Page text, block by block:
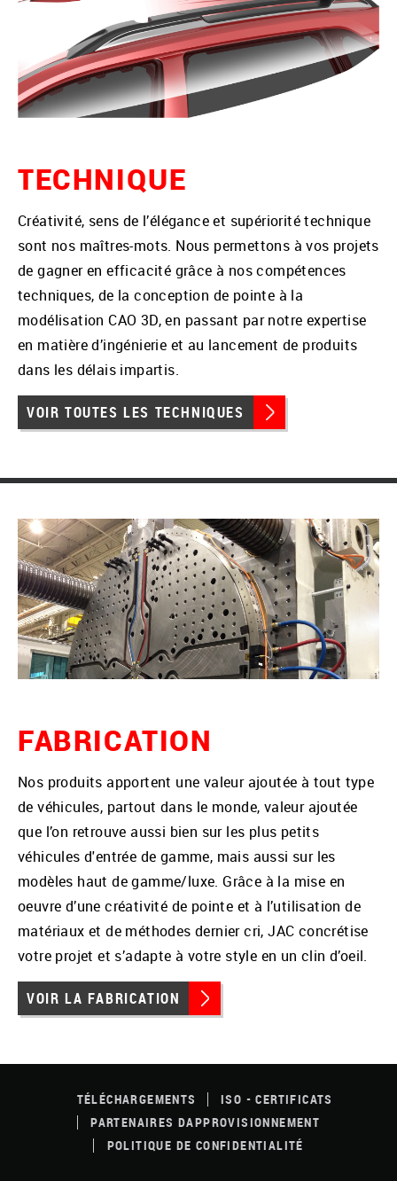
TECHNIQUE
Créativité, sens de l’élégance et supériorité technique
sont nos maîtres-mots. Nous permettons à vos projets
de gagner en efficacité grâce à nos compétences
techniques, de la conception de pointe à la
modélisation CAO 3D, en passant par notre expertise
en matière d’ingénierie et au lancement de produits
dans les délais impartis.
VOIR TOUTES LES TECHNIQUES
FABRICATION
Nos produits apportent une valeur ajoutée à tout type
de véhicules, partout dans le monde, valeur ajoutée
que l’on retrouve aussi bien sur les plus petits
véhicules d'entrée de gamme, mais aussi sur les
modèles haut de gamme/luxe. Grâce à la mise en
oeuvre d’une créativité de pointe et à l’utilisation de
matériaux et de méthodes dernier cri, JAC concrétise
votre projet et s’adapte à votre style en un clin d’oeil.
VOIR LA FABRICATION
MENUTÉLÉCHARGEMENTS
ISO - CERTIFICATS
PARTENAIRES DAPPROVISIONNEMENT
POLITIQUE DE CONFIDENTIALITÉ